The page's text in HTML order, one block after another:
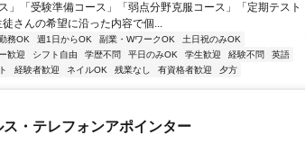
」「受験準備コース」「弱点分野克服コース」「定期テスト
さんの希望に沿った内容で個...
務OK 週1日からOK 副業・WワークOK
土日祝のみOK
歓迎 シフト自由 学歴不問 平日のみOK 学生歓迎 経験不問
英語
経験者歓迎 ネイルOK 残業なし 有資格者歓迎 夕方
・テレフォンアポインター